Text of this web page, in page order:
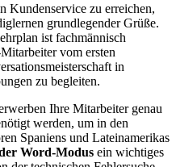
Kundenservice zu erreichen,
grundlegender Grüße.
ist fachmännisch
vom ersten
in
zu begleiten.
Ihre Mitarbeiter genau
werden, um in den
Spaniens und Lateinamerikas
Word-Modus ein wichtiges